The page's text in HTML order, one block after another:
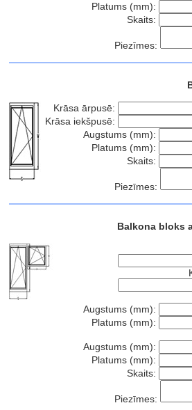
Platums (mm):
Skaits:
Piezīmes:
Krāsa ārpusē:
Krāsa iekšpusē:
Augstums (mm):
Platums (mm):
Skaits:
Piezīmes:
Balkona bloks
Augstums (mm):
Platums (mm):
Augstums (mm):
Platums (mm):
Skaits:
Piezīmes: